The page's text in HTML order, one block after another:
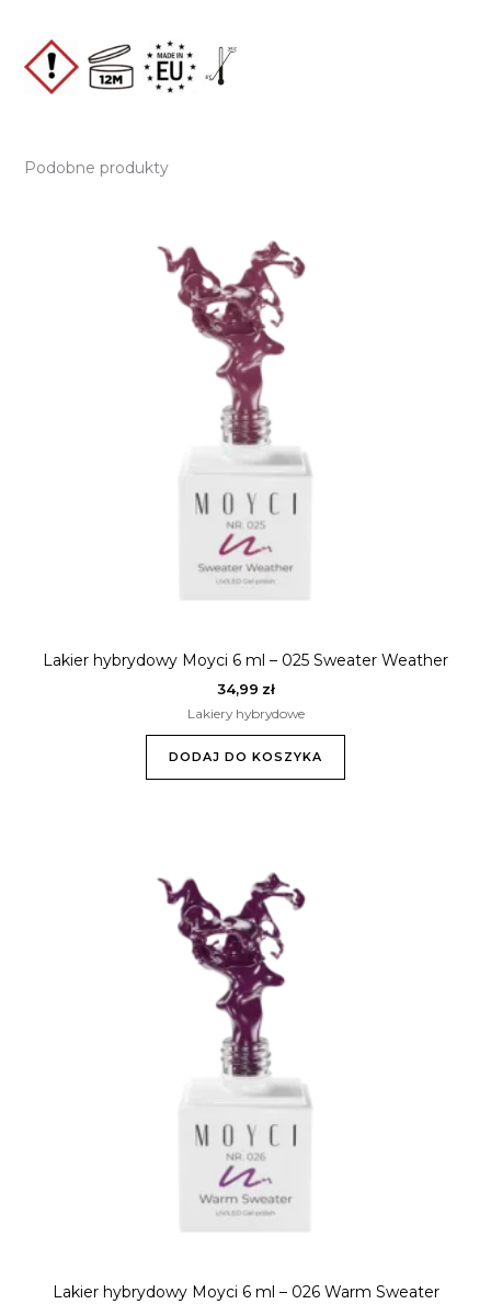
Podobne produkty
Lakier hybrydowy Moyci 6 ml – 025 Sweater Weather
34,99 zł
Lakiery hybrydowe
DODAJ DO KOSZYKA
Lakier hybrydowy Moyci 6 ml – 026 Warm Sweater